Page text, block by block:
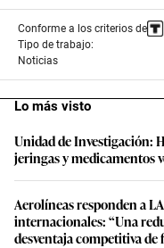
Conforme a los criterios de
Tipo de trabajo:
Noticias
Lo más visto
Unidad de Investigación:
jeringas y medicamentos
Aerolíneas responden a
internacionales: “Una
desventaja competitiva de